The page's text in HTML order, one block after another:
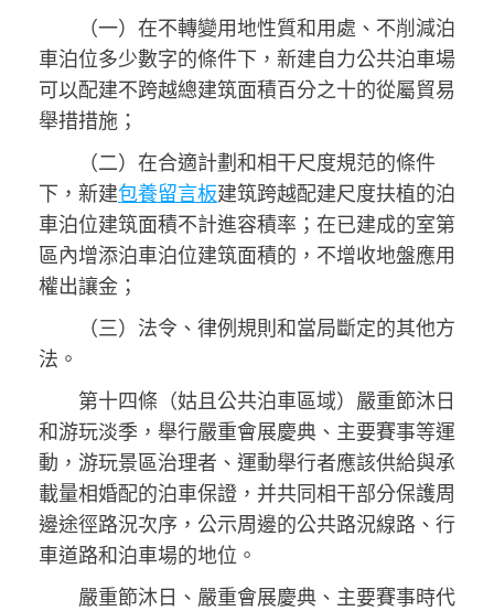
（一）在不轉變用地性質和用處、不削減泊
車泊位多少數字的條件下，新建自力公共泊車場
可以配建不跨越總建筑面積百分之十的從屬貿易
舉措措施；
（二）在合適計劃和相干尺度規范的條件
下，新建包養留言板建筑跨越配建尺度扶植的泊
車泊位建筑面積不計進容積率；在已建成的室第
區內增添泊車泊位建筑面積的，不增收地盤應用
權出讓金；
（三）法令、律例規則和當局斷定的其他方
法。
第十四條（姑且公共泊車區域）嚴重節沐日
和游玩淡季，舉行嚴重會展慶典、主要賽事等運
動，游玩景區治理者、運動舉行者應該供給與承
載量相婚配的泊車保證，并共同相干部分保護周
邊途徑路況次序，公示周邊的公共路況線路、行
車道路和泊車場的地位。
嚴重節沐日、嚴重會展慶典、主要賽事時代